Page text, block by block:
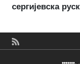
сергијевска